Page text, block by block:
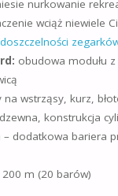
nurkowanie
wciąż niewiele
obudowa modułu
wstrząsy, kurz,
konstrukcja
– dodatkowa bariera
200 m (20 barów)